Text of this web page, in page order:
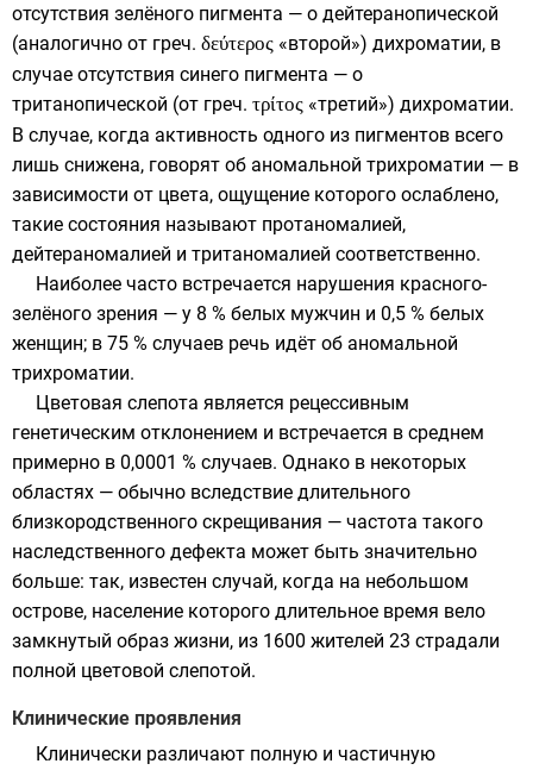
отсутствия зелёного пигмента — о дейтеранопической
(аналогично от греч. δεύτερος «второй») дихроматии, в
случае отсутствия синего пигмента — о
тританопической (от греч. τρίτος «третий») дихроматии.
В случае, когда активность одного из пигментов всего
лишь снижена, говорят об аномальной трихроматии — в
зависимости от цвета, ощущение которого ослаблено,
такие состояния называют протаномалией,
дейтераномалией и тританомалией соответственно.
Наиболее часто встречается нарушения красного-
зелёного зрения — у 8 % белых мужчин и 0,5 % белых
женщин; в 75 % случаев речь идёт об аномальной
трихроматии.
Цветовая слепота является рецессивным
генетическим отклонением и встречается в среднем
примерно в 0,0001 % случаев. Однако в некоторых
областях — обычно вследствие длительного
близкородственного скрещивания — частота такого
наследственного дефекта может быть значительно
больше: так, известен случай, когда на небольшом
острове, население которого длительное время вело
замкнутый образ жизни, из 1600 жителей 23 страдали
полной цветовой слепотой.
Клинические проявления
Клинически различают полную и частичную